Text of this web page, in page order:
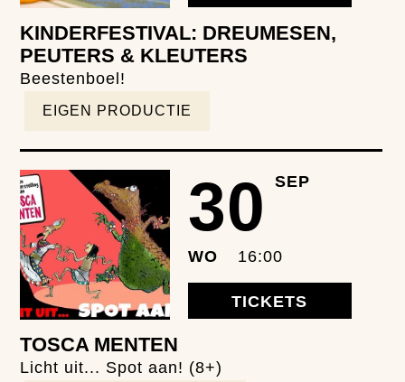
KINDERFESTIVAL: DREUMESEN,
PEUTERS & KLEUTERS
Beestenboel!
EIGEN PRODUCTIE
30 SEP
WO 16:00
TICKETS
TOSCA MENTEN
Licht uit... Spot aan! (8+)